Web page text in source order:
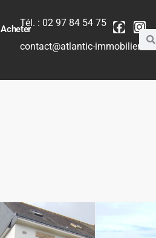
Acheter
Tél. : 02 97 84 54 75
contact@atlantic-immobilier.com